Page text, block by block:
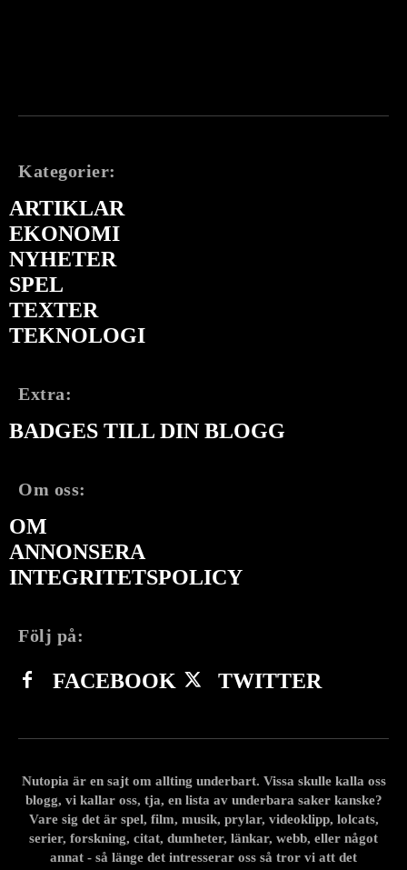
Kategorier:
ARTIKLAR
EKONOMI
NYHETER
SPEL
TEXTER
TEKNOLOGI
Extra:
BADGES TILL DIN BLOGG
Om oss:
OM
ANNONSERA
INTEGRITETSPOLICY
Följ på:
FACEBOOK TWITTER
Nutopia är en sajt om allting underbart. Vissa skulle kalla oss
blogg, vi kallar oss, tja, en lista av underbara saker kanske?
Vare sig det är spel, film, musik, prylar, videoklipp, lolcats,
serier, forskning, citat, dumheter, länkar, webb, eller något
annat - så länge det intresserar oss så tror vi att det